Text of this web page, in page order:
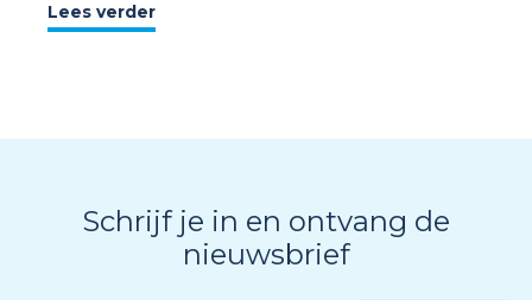
Lees verder
Schrijf je in en ontvang de
nieuwsbrief